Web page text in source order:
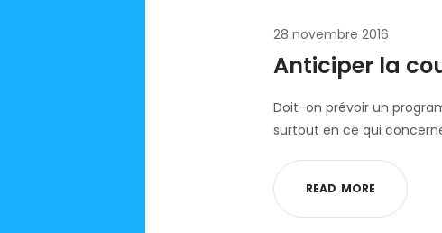
28 novembre 2016
Anticiper la
Doit-on prévoir un
surtout en ce qui
READ MORE